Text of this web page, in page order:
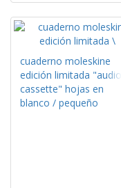
cuaderno moleskine
edición limitada "audio
cassette" hojas en
blanco / pequeño